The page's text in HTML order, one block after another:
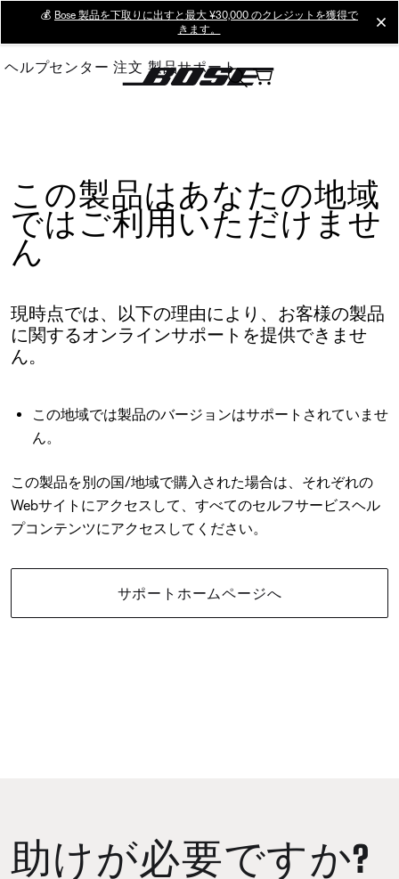
Main
💰 Bose 製品を下取りに出すと最大 ¥30,000 のクレジットを獲得で
きます。
ヘルプセンター 注文 製品サポート
この製品はあなたの地域
ではご利用いただけませ
ん
現時点では、以下の理由により、お客様の製品
に関するオンラインサポートを提供できませ
ん。
この地域では製品のバージョンはサポートされていませ
ん。
この製品を別の国/地域で購入された場合は、それぞれの
Webサイトにアクセスして、すべてのセルフサービスヘル
プコンテンツにアクセスしてください。
サポートホームページへ
助けが必要ですか?